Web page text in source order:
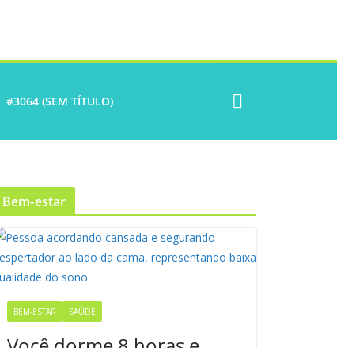
#3064 (SEM TÍTULO)
Bem-estar
BEM-ESTAR SAÚDE